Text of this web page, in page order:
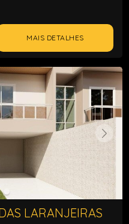
MAIS DETALHES
LARANJEIRAS